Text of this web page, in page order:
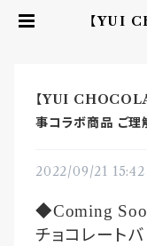
【YUI
【YUI
事コラボ商品 ご理
2022/09/21 15:42
◆Coming
チョコレート